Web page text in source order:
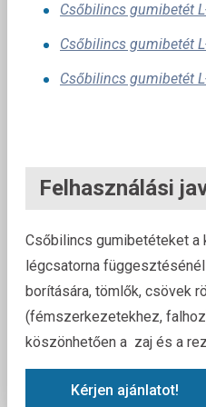
Csőbilincs gumibetét
Csőbilincs gumibetét
Csőbilincs gumibetét
Felhasználási
Csőbilincs gumibetéteket
légcsatorna
borítására, tömlők, csövek
(fémszerkezetekhez,
köszönhetően a zaj és a
Kérjen ajánlatot!